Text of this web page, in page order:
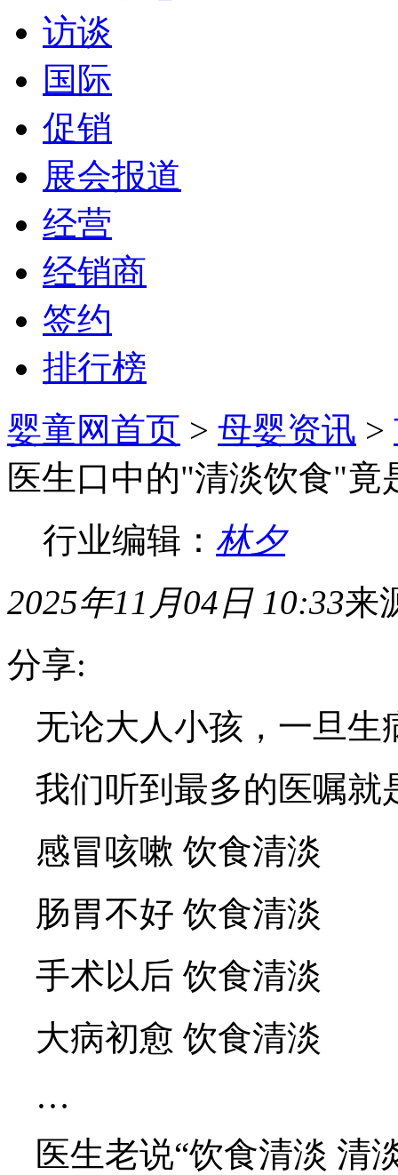
访谈
国际
促销
展会报道
经营
经销商
签约
排行榜
婴童网首页 > 母婴资讯 >
医生口中的"清淡饮食"
行业编辑： 林夕
2025年11月04日 10:33来
分享:
无论大人小孩，一旦生
我们听到最多的医嘱就
感冒咳嗽 饮食清淡
肠胃不好 饮食清淡
手术以后 饮食清淡
大病初愈 饮食清淡
…
医生老说“饮食清淡 清